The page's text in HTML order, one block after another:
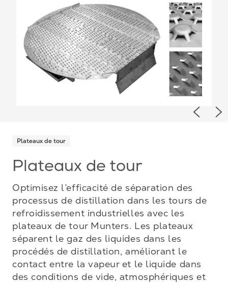
Plateaux de tour
Plateaux de tour
Optimisez l’efficacité de séparation des
processus de distillation dans les tours de
refroidissement industrielles avec les
plateaux de tour Munters. Les plateaux
séparent le gaz des liquides dans les
procédés de distillation, améliorant le
contact entre la vapeur et le liquide dans
des conditions de vide, atmosphériques et